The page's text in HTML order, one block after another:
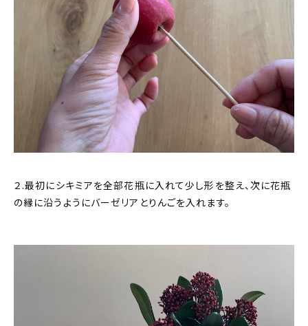
２.最初にシキミアを全部花瓶に入れて少し形を整え、次に花瓶
の縁に沿うようにバーゼリアとりんごを入れます。